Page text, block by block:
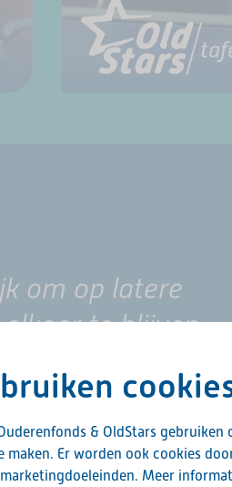
om op latere
te blijven
kan bij de
& OldStars
maken. Er worden ook cookies
Meer